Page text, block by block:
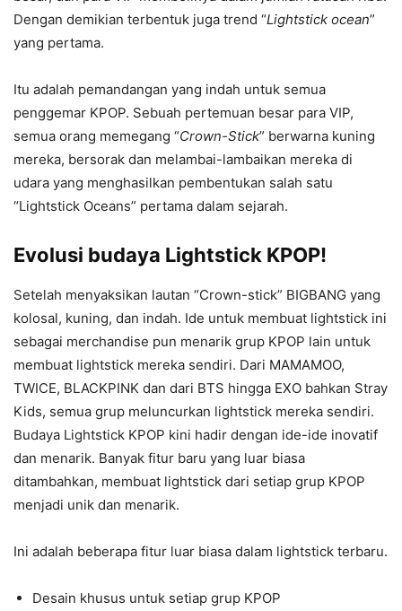
Dengan demikian terbentuk juga trend “Lightstick ocean”
yang pertama.
Itu adalah pemandangan yang indah untuk semua
penggemar KPOP. Sebuah pertemuan besar para VIP,
semua orang memegang “Crown-Stick” berwarna kuning
mereka, bersorak dan melambai-lambaikan mereka di
udara yang menghasilkan pembentukan salah satu
“Lightstick Oceans” pertama dalam sejarah.
Evolusi budaya Lightstick KPOP!
Setelah menyaksikan lautan “Crown-stick” BIGBANG yang
kolosal, kuning, dan indah. Ide untuk membuat lightstick ini
sebagai merchandise pun menarik grup KPOP lain untuk
membuat lightstick mereka sendiri. Dari MAMAMOO,
TWICE, BLACKPINK dan dari BTS hingga EXO bahkan Stray
Kids, semua grup meluncurkan lightstick mereka sendiri.
Budaya Lightstick KPOP kini hadir dengan ide-ide inovatif
dan menarik. Banyak fitur baru yang luar biasa
ditambahkan, membuat lightstick dari setiap grup KPOP
menjadi unik dan menarik.
Ini adalah beberapa fitur luar biasa dalam lightstick terbaru.
Desain khusus untuk setiap grup KPOP